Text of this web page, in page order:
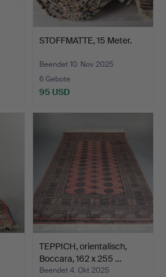
STOFFMATTE, 15 Meter.
Beendet 10. Nov 2025
6 Gebote
95 USD
TEPPICH, orientalisch,
Boccara, 162 x 255 …
Beendet 4. Okt 2025